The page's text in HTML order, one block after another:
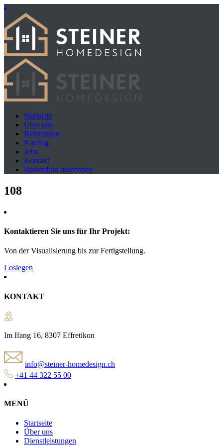
Startseite
Über uns
Referenzen
Katalog
Jobs
Kontakt
Badumbau berechnen
108
Kontaktieren Sie uns für Ihr Projekt:
Von der Visualisierung bis zur Fertigstellung.
Loslegen
KONTAKT
Im Ifang 16, 8307 Effretikon
info@steiner-homedesign.ch
+41 44 322 55 00
MENÜ
Startseite
Über uns
Dienstleistungen